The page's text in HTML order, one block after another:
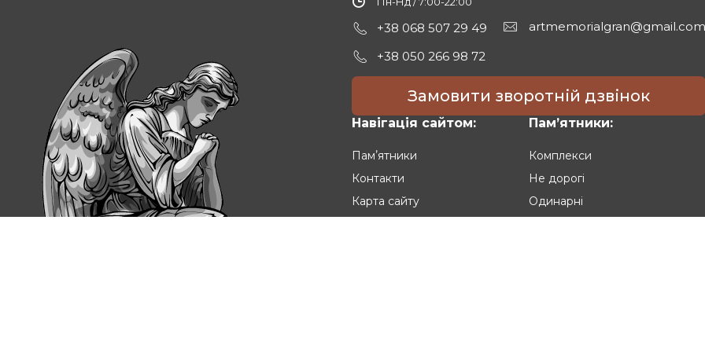
+38 068 507 29 49
+38 050 266 98 72
artmemorialgran@gmail.com
Замовити зворотній дзвінок
Навігація сайтом:
Памʼятники
Контакти
Карта сайту
Памʼятники:
Комплекси
Не дорогі
Одинарні